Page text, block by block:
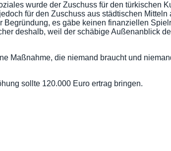
wurde der Zuschuss für den türkischen
für den Zuschuss aus städtischen
es gäbe keinen finanziellen
deshalb, weil der schäbige Außenanblick
Maßnahme, die niemand braucht und
sollte 120.000 Euro ertrag bringen.